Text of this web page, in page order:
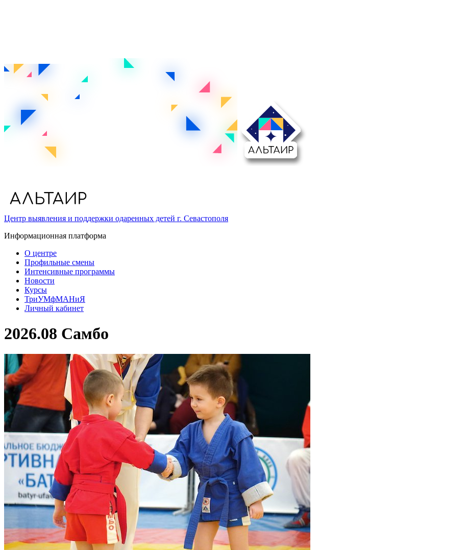
Центр выявления и поддержки одаренных детей г. Севастополя
Информационная платформа
О центре
Профильные смены
Интенсивные программы
Новости
Курсы
ТриУМфМАНиЯ
Личный кабинет
2026.08 Самбо